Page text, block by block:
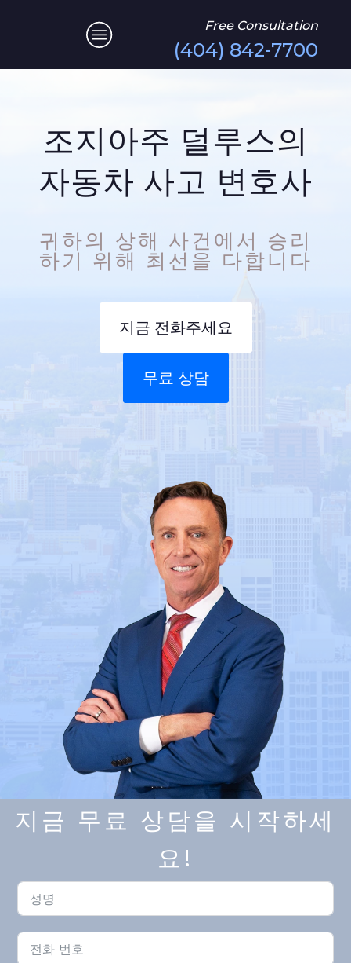
Free Consultation
(404) 842-7700
조지아주 덜루스의
자동차 사고 변호사
귀하의 상해 사건에서 승리
하기 위해 최선을 다합니다
지금 전화주세요
무료 상담
지금 무료 상담을 시작하세
요!